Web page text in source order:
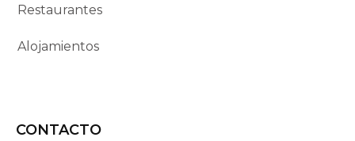
Restaurantes
Alojamientos
CONTACTO